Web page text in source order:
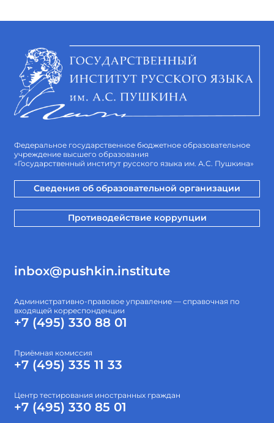
Федеральное государственное бюджетное образовательное
учреждение высшего образования
«Государственный институт русского языка им. А.С. Пушкина»
Сведения об образовательной организации
Противодействие коррупции
inbox@pushkin.institute
Административно-правовое управление — справочная по
входящей корреспонденции
+7 (495) 330 88 01
Приёмная комиссия
+7 (495) 335 11 33
Центр тестирования иностранных граждан
+7 (495) 330 85 01